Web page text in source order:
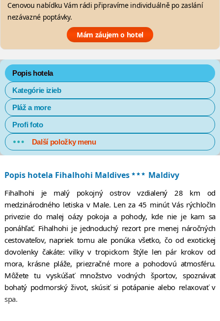
Cenovou nabídku Vám rádi připravíme individuálně po zaslání
nezávazné poptávky.
Mám záujem o hotel
Popis hotela
Kategórie izieb
Pláž a more
Profi foto
Další položky menu
Popis hotela Fihalhohi Maldives*** Maldivy
Fihalhohi je malý pokojný ostrov vzdialený 28 km od
medzinárodného letiska v Male. Len za 45 minút Vás rýchločln
privezie do malej oázy pokoja a pohody, kde nie je kam sa
ponáhľať. Fihalhohi je jednoduchý rezort pre menej náročných
cestovateľov, napriek tomu ale ponúka všetko, čo od exotickej
dovolenky čakáte: vilky v tropickom štýle len pár krokov od
mora, krásne pláže, priezračné more a pohodovú atmosféru.
Môžete tu vyskúšať množstvo vodných športov, spoznávať
bohatý podmorský život, skúsiť si potápanie alebo relaxovať v
spa.